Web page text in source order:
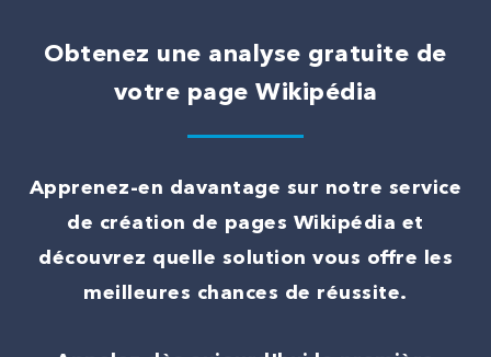
Obtenez une analyse gratuite de
votre page Wikipédia
Apprenez-en davantage sur notre service
de création de pages Wikipédia et
découvrez quelle solution vous offre les
meilleures chances de réussite.